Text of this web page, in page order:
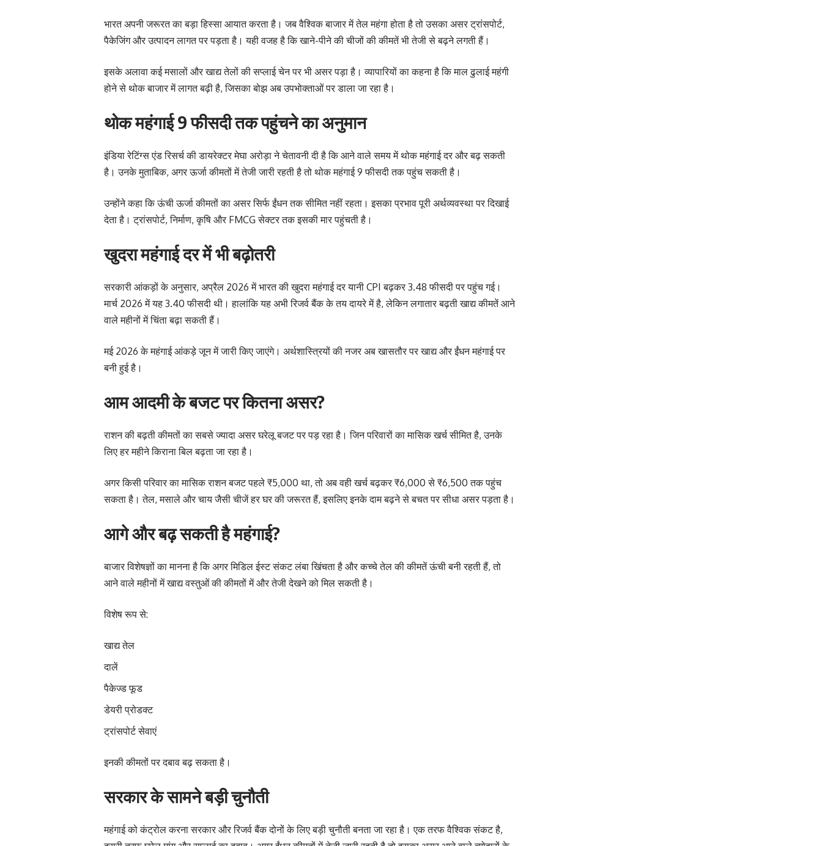
भारत अपनी जरूरत का बड़ा हिस्सा आयात करता है। जब वैश्विक बाजार में तेल महंगा होता है तो उसका असर ट्रांसपोर्ट,
पैकेजिंग और उत्पादन लागत पर पड़ता है। यही वजह है कि खाने-पीने की चीजों की कीमतें भी तेजी से बढ़ने लगती हैं।
इसके अलावा कई मसालों और खाद्य तेलों की सप्लाई चेन पर भी असर पड़ा है। व्यापारियों का कहना है कि माल ढुलाई महंगी
होने से थोक बाजार में लागत बढ़ी है, जिसका बोझ अब उपभोक्ताओं पर डाला जा रहा है।
थोक महंगाई 9 फीसदी तक पहुंचने का अनुमान
इंडिया रेटिंग्स एंड रिसर्च की डायरेक्टर मेघा अरोड़ा ने चेतावनी दी है कि आने वाले समय में थोक महंगाई दर और बढ़ सकती
है। उनके मुताबिक, अगर ऊर्जा कीमतों में तेजी जारी रहती है तो थोक महंगाई 9 फीसदी तक पहुंच सकती है।
उन्होंने कहा कि ऊंची ऊर्जा कीमतों का असर सिर्फ ईंधन तक सीमित नहीं रहता। इसका प्रभाव पूरी अर्थव्यवस्था पर दिखाई
देता है। ट्रांसपोर्ट, निर्माण, कृषि और FMCG सेक्टर तक इसकी मार पहुंचती है।
खुदरा महंगाई दर में भी बढ़ोतरी
सरकारी आंकड़ों के अनुसार, अप्रैल 2026 में भारत की खुदरा महंगाई दर यानी CPI बढ़कर 3.48 फीसदी पर पहुंच गई।
मार्च 2026 में यह 3.40 फीसदी थी। हालांकि यह अभी रिजर्व बैंक के तय दायरे में है, लेकिन लगातार बढ़ती खाद्य कीमतें आने
वाले महीनों में चिंता बढ़ा सकती हैं।
मई 2026 के महंगाई आंकड़े जून में जारी किए जाएंगे। अर्थशास्त्रियों की नजर अब खासतौर पर खाद्य और ईंधन महंगाई पर
बनी हुई है।
आम आदमी के बजट पर कितना असर?
राशन की बढ़ती कीमतों का सबसे ज्यादा असर घरेलू बजट पर पड़ रहा है। जिन परिवारों का मासिक खर्च सीमित है, उनके
लिए हर महीने किराना बिल बढ़ता जा रहा है।
अगर किसी परिवार का मासिक राशन बजट पहले ₹5,000 था, तो अब वही खर्च बढ़कर ₹6,000 से ₹6,500 तक पहुंच
सकता है। तेल, मसाले और चाय जैसी चीजें हर घर की जरूरत हैं, इसलिए इनके दाम बढ़ने से बचत पर सीधा असर पड़ता है।
आगे और बढ़ सकती है महंगाई?
बाजार विशेषज्ञों का मानना है कि अगर मिडिल ईस्ट संकट लंबा खिंचता है और कच्चे तेल की कीमतें ऊंची बनी रहती हैं, तो
आने वाले महीनों में खाद्य वस्तुओं की कीमतों में और तेजी देखने को मिल सकती है।
विशेष रूप से:
खाद्य तेल
दालें
पैकेज्ड फूड
डेयरी प्रोडक्ट
ट्रांसपोर्ट सेवाएं
इनकी कीमतों पर दबाव बढ़ सकता है।
सरकार के सामने बड़ी चुनौती
महंगाई को कंट्रोल करना सरकार और रिजर्व बैंक दोनों के लिए बड़ी चुनौती बनता जा रहा है। एक तरफ वैश्विक संकट है,